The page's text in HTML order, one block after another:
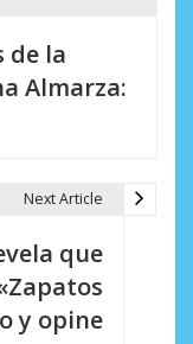
de la
Almarza:
Next Article
que
y opine